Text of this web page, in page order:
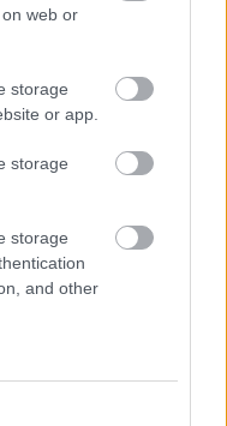
web or
storage
or app.
storage
storage
and other
η Ford στα